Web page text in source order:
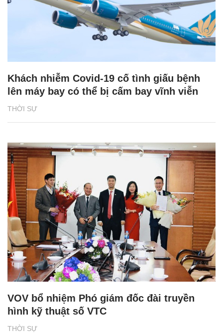
THỜI SỰ
Khách nhiễm Covid-19 cố tình giấu bệnh
lên máy bay có thể bị cấm bay vĩnh viễn
THỜI SỰ
VOV bổ nhiệm Phó giám đốc đài truyền
hình kỹ thuật số VTC